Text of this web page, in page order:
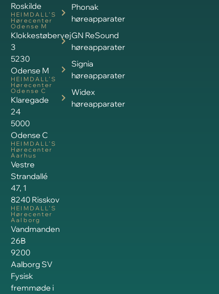
Roskilde
HEIMDALL’S
Hørecenter
Odense M
Klokkestøbervej
3
5230
Odense M
HEIMDALL’S
Hørecenter
Odense C
Klaregade
24
5000
Odense C
HEIMDALL’S
Hørecenter
Aarhus
Vestre
Strandallé
47, 1
8240 Risskov
HEIMDALL’S
Hørecenter
Aalborg
Vandmanden
26B
9200
Aalborg SV
Fysisk
fremmøde i
Phonak
høreapparater
GN ReSound
høreapparater
Signia
høreapparater
Widex
høreapparater